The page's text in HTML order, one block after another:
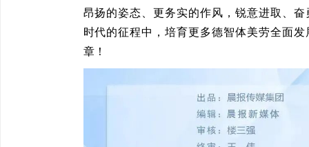
昂扬的姿态、更务实的作风，锐意进取、
时代的征程中，培育更多德智体美劳全面
章！